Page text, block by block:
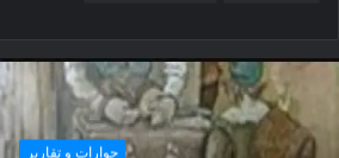
حوارات و تقارير